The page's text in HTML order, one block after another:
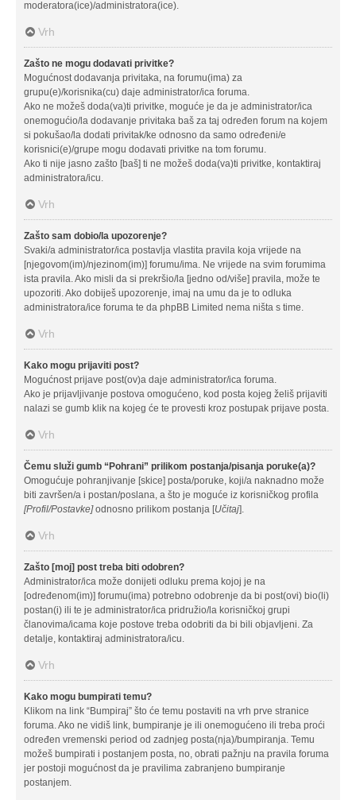
moderatora(ice)/administratora(ice).
Vrh
Zašto ne mogu dodavati privitke?
Mogućnost dodavanja privitaka, na forumu(ima) za
grupu(e)/korisnika(cu) daje administrator/ica foruma.
Ako ne možeš doda(va)ti privitke, moguće je da je administrator/ica
onemogućio/la dodavanje privitaka baš za taj određen forum na kojem
si pokušao/la dodati privitak/ke odnosno da samo određeni/e
korisnici(e)/grupe mogu dodavati privitke na tom forumu.
Ako ti nije jasno zašto [baš] ti ne možeš doda(va)ti privitke, kontaktiraj
administratora/icu.
Vrh
Zašto sam dobio/la upozorenje?
Svaki/a administrator/ica postavlja vlastita pravila koja vrijede na
[njegovom(im)/njezinom(im)] forumu/ima. Ne vrijede na svim forumima
ista pravila. Ako misli da si prekršio/la [jedno od/više] pravila, može te
upozoriti. Ako dobiješ upozorenje, imaj na umu da je to odluka
administratora/ice foruma te da phpBB Limited nema ništa s time.
Vrh
Kako mogu prijaviti post?
Mogućnost prijave post(ov)a daje administrator/ica foruma.
Ako je prijavljivanje postova omogućeno, kod posta kojeg želiš prijaviti
nalazi se gumb klik na kojeg će te provesti kroz postupak prijave posta.
Vrh
Čemu služi gumb “Pohrani” prilikom postanja/pisanja poruke(a)?
Omogućuje pohranjivanje [skice] posta/poruke, koji/a naknadno može
biti završen/a i postan/poslana, a što je moguće iz korisničkog profila
[Profil/Postavke]odnosno prilikom postanja [Učitaj].
Vrh
Zašto [moj] post treba biti odobren?
Administrator/ica može donijeti odluku prema kojoj je na
[određenom(im)] forumu(ima) potrebno odobrenje da bi post(ovi) bio(li)
postan(i) ili te je administrator/ica pridružio/la korisničkoj grupi
članovima/icama koje postove treba odobriti da bi bili objavljeni. Za
detalje, kontaktiraj administratora/icu.
Vrh
Kako mogu bumpirati temu?
Klikom na link “Bumpiraj” što će temu postaviti na vrh prve stranice
foruma. Ako ne vidiš link, bumpiranje je ili onemogućeno ili treba proći
određen vremenski period od zadnjeg posta(nja)/bumpiranja. Temu
možeš bumpirati i postanjem posta, no, obrati pažnju na pravila foruma
jer postoji mogućnost da je pravilima zabranjeno bumpiranje
postanjem.